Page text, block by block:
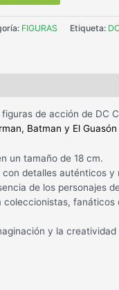
FIGURAS Etiqueta: DC
de acción de DC
Batman y El
un tamaño de 18 cm.
con detalles auténticos y
de los personajes
coleccionistas, fanáticos
y la